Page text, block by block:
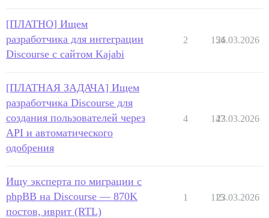
[ПЛАТНО] Ищем
разработчика для интеграции
Discourse с сайтом Kajabi
2 154
26.03.2026
[ПЛАТНАЯ ЗАДАЧА] Ищем
разработчика Discourse для
создания пользователей через
API и автоматического
одобрения
4 147
23.03.2026
Ищу эксперта по миграции с
phpBB на Discourse — 870K
постов, иврит (RTL)
1 115
23.03.2026